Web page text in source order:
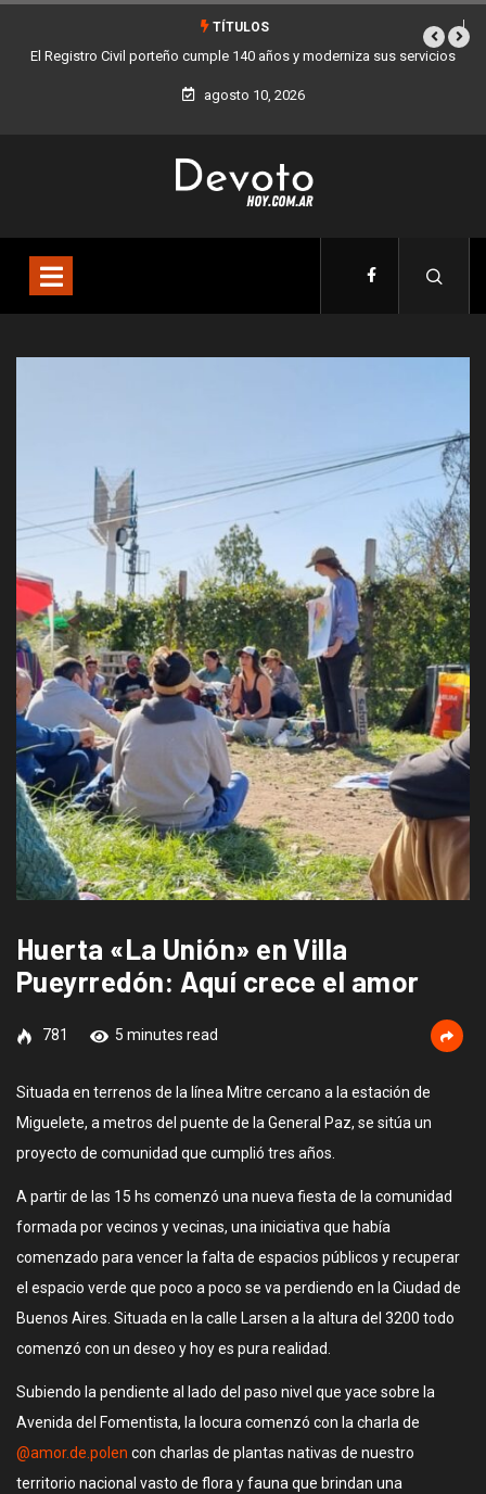
TÍTULOS
Buenos Aires sumó 12 nuevos Bares Notables y ya son 90 en toda
la Ciudad
agosto 10, 2026
Huerta «La Unión» en Villa
Pueyrredón: Aquí crece el amor
781 5 minutes read
Situada en terrenos de la línea Mitre cercano a la estación de
Miguelete, a metros del puente de la General Paz, se sitúa un
proyecto de comunidad que cumplió tres años.
A partir de las 15 hs comenzó una nueva fiesta de la comunidad
formada por vecinos y vecinas, una iniciativa que había
comenzado para vencer la falta de espacios públicos y recuperar
el espacio verde que poco a poco se va perdiendo en la Ciudad de
Buenos Aires. Situada en la calle Larsen a la altura del 3200 todo
comenzó con un deseo y hoy es pura realidad.
Subiendo la pendiente al lado del paso nivel que yace sobre la
Avenida del Fomentista, la locura comenzó con la charla de
@amor.de.polen con charlas de plantas nativas de nuestro
territorio nacional vasto de flora y fauna que brindan una